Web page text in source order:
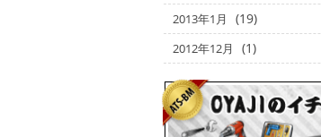
2013年1月 (19)
2012年12月 (1)